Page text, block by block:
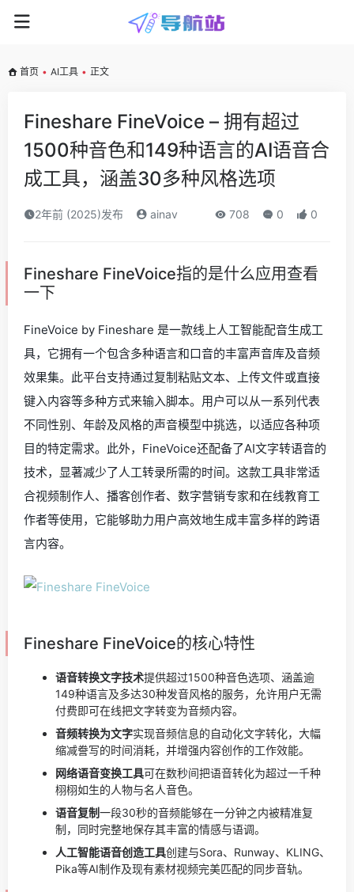
首页 • AI工具 • 正文
Fineshare FineVoice – 拥有超过
1500种音色和149种语言的AI语音合
成工具，涵盖30多种风格选项
2年前 (2025)发布 ainav 708 0 0
Fineshare FineVoice指的是什么应用查看
一下
FineVoice by Fineshare 是一款线上人工智能配音生成工
具，它拥有一个包含多种语言和口音的丰富声音库及音频
效果集。此平台支持通过复制粘贴文本、上传文件或直接
键入内容等多种方式来输入脚本。用户可以从一系列代表
不同性别、年龄及风格的声音模型中挑选，以适应各种项
目的特定需求。此外，FineVoice还配备了AI文字转语音的
技术，显著减少了人工转录所需的时间。这款工具非常适
合视频制作人、播客创作者、数字营销专家和在线教育工
作者等使用，它能够助力用户高效地生成丰富多样的跨语
言内容。
Fineshare FineVoice的核心特性
语音转换文字技术提供超过1500种音色选项、涵盖逾
149种语言及多达30种发音风格的服务，允许用户无需
付费即可在线把文字转变为音频内容。
音频转换为文字实现音频信息的自动化文字转化，大幅
缩减誊写的时间消耗，并增强内容创作的工作效能。
网络语音变换工具可在数秒间把语音转化为超过一千种
栩栩如生的人物与名人音色。
语音复制一段30秒的音频能够在一分钟之内被精准复
制，同时完整地保存其丰富的情感与语调。
人工智能语音创造工具创建与Sora、Runway、KLING、
Pika等AI制作及现有素材视频完美匹配的同步音轨。